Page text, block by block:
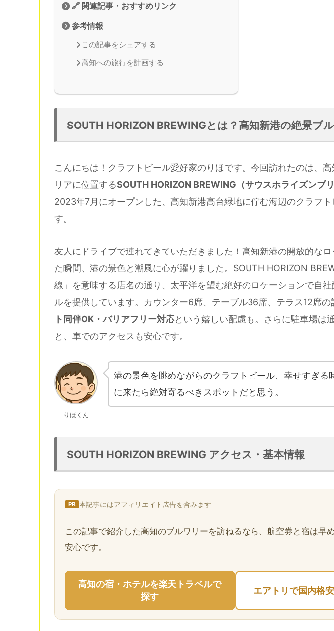
🔗 関連記事・おすすめリンク
参考情報
この記事をシェアする
高知への旅行を計画する
SOUTH HORIZON BREWINGとは？高知新港の絶景ブ
こんにちは！クラフトビール愛好家のりほです。今回訪れたのは、
リアに位置するSOUTH HORIZON BREWING（サウスホライズンブリ
2023年7月にオープンした、高知新港高台緑地に佇む海辺のクラフ
す。
友人にドライブで連れてきていただきました！高知新港の開放的なロ
た瞬間、港の景色と潮風に心が躍りました。SOUTH HORIZON
線」を意味する店名の通り、太平洋を望む絶好のロケーションで自
ルを提供しています。カウンター6席、テーブル36席、テラス12席の
ト同伴OK・バリアフリー対応という嬉しい配慮も。さらに駐車場は
と、車でのアクセスも安心です。
りほくん
港の景色を眺めながらのクラフトビール、幸せすぎる
に来たら絶対寄るべきスポットだと思う。
SOUTH HORIZON BREWING アクセス・基本情報
PR 本記事にはアフィリエイト広告を含みます
この記事で紹介した高知のブルワリーを訪ねるなら、航空券と宿は早
安心です。
高知の宿・ホテルを楽天トラベルで
探す
エアトリで国内格